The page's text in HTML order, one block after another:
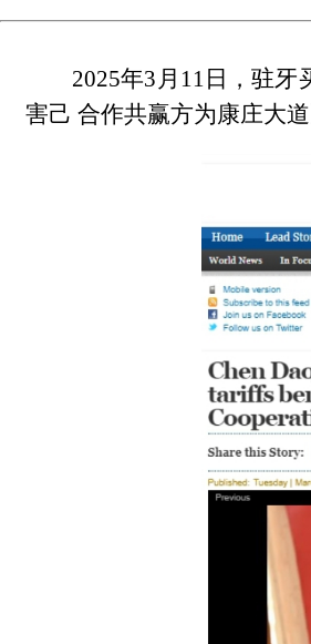
2025年3月11日，驻
害己 合作共赢方为康庄大